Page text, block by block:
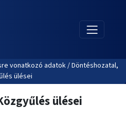
vonatkozó adatok / Döntéshozatal,
ülései
ülései